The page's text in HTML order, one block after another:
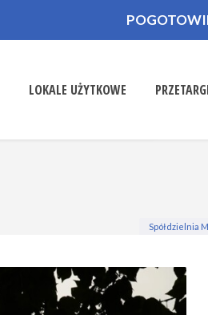
LOKALE UŻYTKOWE PRZETARGI
Spółdzielnia